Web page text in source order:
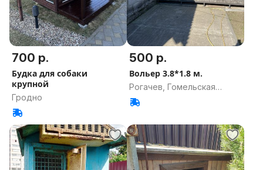
700 р.
Будка для собаки
крупной
Гродно
500 р.
Вольер 3.8*1.8 м.
Рогачев, Гомельская
область